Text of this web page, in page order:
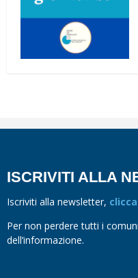
ISCRIVITI ALLA
Iscriviti alla newsletter,
Per non perdere tutti i
dell’informazione.